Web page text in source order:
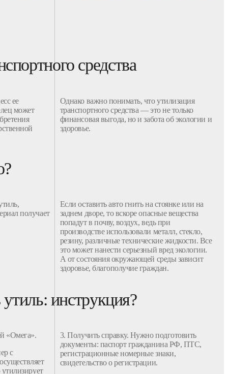
средства
ее
может
Однако важно понимать, чтоутилизация
транспортного средства — это не только
финансовая выгода, но и забота об экологии и
здоровье.
получает
Если оставитьавтогнить на стоянке или на
заднем дворе, то вскоре опасные вещества
попадут в почву, воздух, ведь при
производстве использовали металл, стекло,
резину, различные технические жидкости. Все
это может нанести серьезный вред экологии.
А от состояния окружающей среды зависит
здоровье, благополучие граждан.
инструкция?
«Омега».
с
утилизирует
3. Получить справку. Нужно подготовить
документы: паспорт гражданина РФ, ПТС,
регистрационные номерные знаки,
свидетельство о регистрации.